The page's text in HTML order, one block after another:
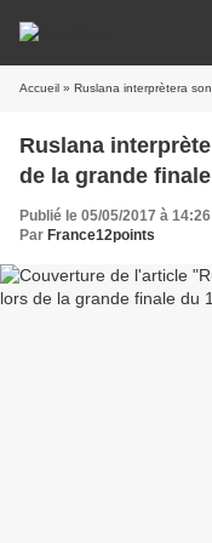
Accueil » Ruslana interprètera
Ruslana
de la grande
Publié le 05/05/2017 à 14:26
Par France12points